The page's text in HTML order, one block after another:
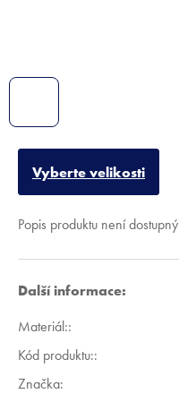
Vyberte velikosti
Popis produktu není dostupný
Další informace:
Materiál::
Kód produktu::
Značka: